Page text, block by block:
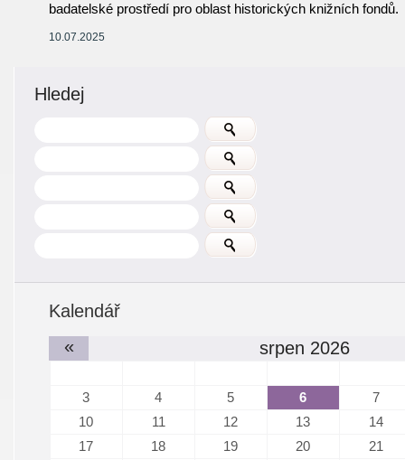
badatelské prostředí pro oblast historických knižních fondů.
10.07.2025
Hledej
Kalendář
«
srpen 2026
3 4 5 6
7
10
11 12 13
14
17
18 19 20
21